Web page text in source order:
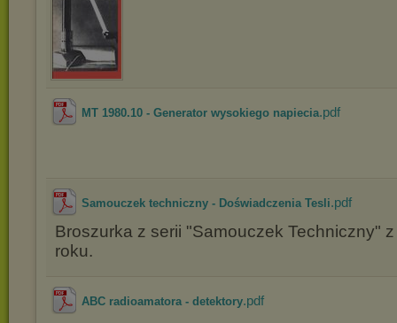
MT 1980.10 - Generator wysokiego napiecia.pdf
Samouczek techniczny - Doświadczenia Tesli.pdf
Broszurka z serii "Samouczek Techniczny" z
roku.
ABC radioamatora - detektory.pdf